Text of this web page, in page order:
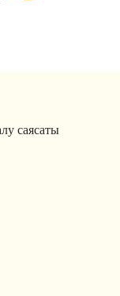
саясаты